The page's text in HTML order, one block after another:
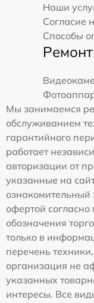
Наши
Согласие
Способы
Мы занимаемся
обслуживанием
гарантийного
работает
авторизации от
указанные на
ознакомительный
офертой
обозначения
только в
перечень
организация не
указанных
интересы. Все